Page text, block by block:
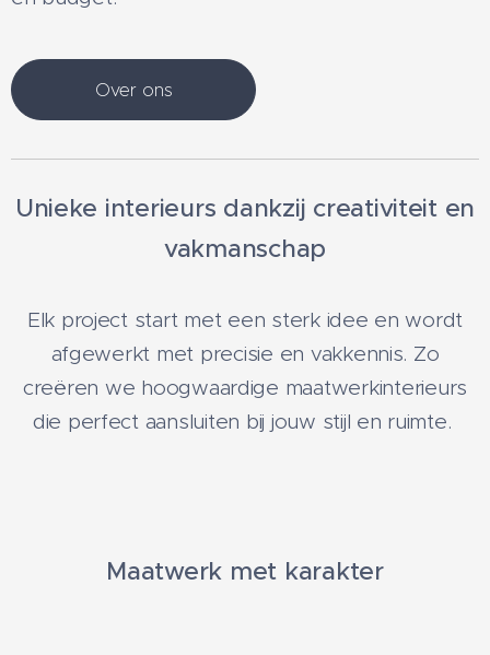
Over ons
Unieke interieurs dankzij creativiteit en
vakmanschap
Elk project start met een sterk idee en wordt
afgewerkt met precisie en vakkennis. Zo
creëren we hoogwaardige maatwerkinterieurs
die perfect aansluiten bij jouw stijl en ruimte.
Maatwerk met karakter